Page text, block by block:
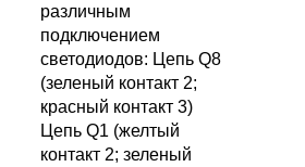
различным
подключением
светодиодов: Цепь Q8
(зеленый контакт 2;
красный контакт 3)
Цепь Q1 (желтый
контакт 2; зеленый